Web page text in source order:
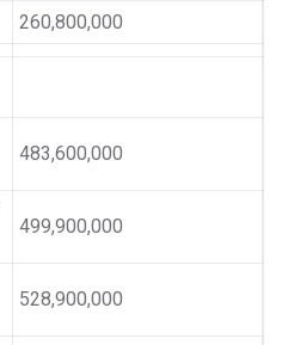
260,800,000
483,600,000
499,900,000
528,900,000